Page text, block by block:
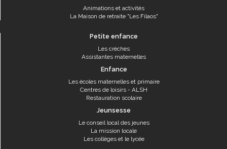
Animations et activités
La Maison de retraite "Les Filaos"
Petite enfance
Les crèches
Assistantes maternelles
Enfance
Les écoles maternelles et primaire
Centres de loisirs - ALSH
Restauration scolaire
Jeunsesse
Le conseil local des jeunes
La mission locale
Les collèges et le lycée